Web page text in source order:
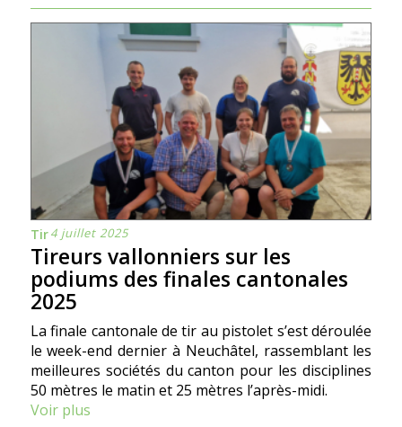
Tir4 juillet 2025
Tireurs vallonniers sur les
podiums des finales cantonales
2025
La finale cantonale de tir au pistolet s’est déroulée
le week-end dernier à Neuchâtel, rassemblant les
meilleures sociétés du canton pour les disciplines
50 mètres le matin et 25 mètres l’après-midi.
Voir plus